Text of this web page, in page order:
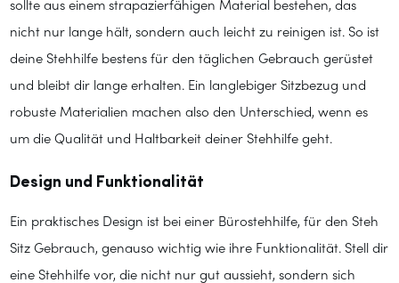
sollte aus einem strapazierfähigen Material bestehen, das
nicht nur lange hält, sondern auch leicht zu reinigen ist. So ist
deine Stehhilfe bestens für den täglichen Gebrauch gerüstet
und bleibt dir lange erhalten. Ein langlebiger Sitzbezug und
robuste Materialien machen also den Unterschied, wenn es
um die Qualität und Haltbarkeit deiner Stehhilfe geht.
Design und Funktionalität
Ein praktisches Design ist bei einer Bürostehhilfe, für den Steh
Sitz Gebrauch, genauso wichtig wie ihre Funktionalität. Stell dir
eine Stehhilfe vor, die nicht nur gut aussieht, sondern sich